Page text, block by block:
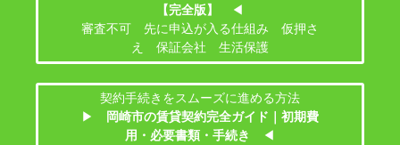
【完全版】
◀
審査不可 先に申込が入る仕組み 仮押さ
え 保証会社 生活保護
契約手続きをスムーズに進める方法
▶
岡崎市の賃貸契約完全ガイド｜初期費
用・必要書類・手続き
◀